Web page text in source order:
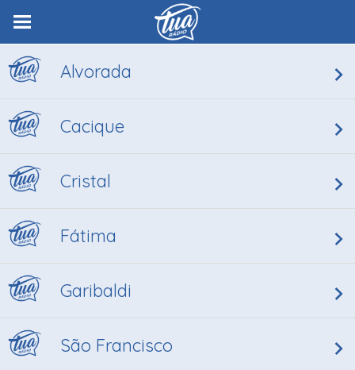
Alvorada
Cacique
Cristal
Fátima
Garibaldi
São Francisco